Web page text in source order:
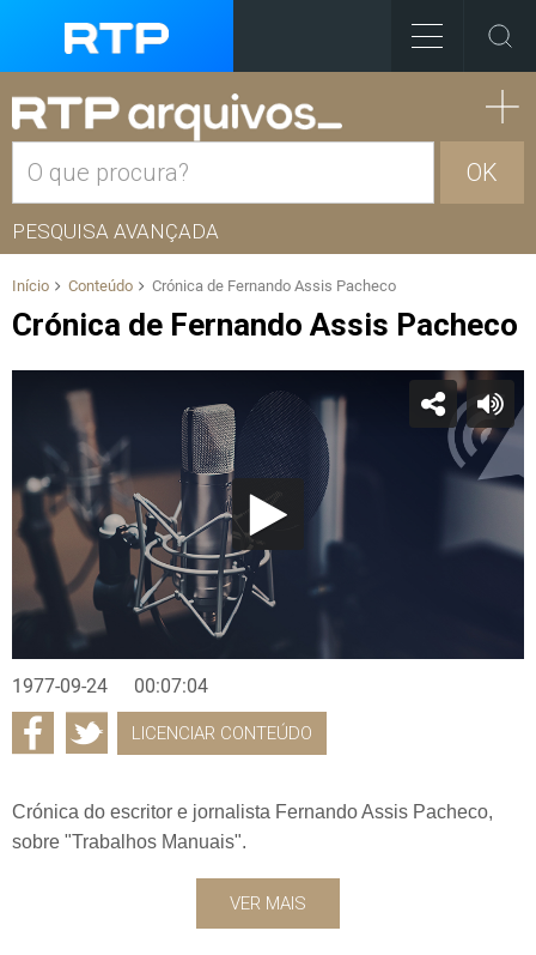
OK
PESQUISA AVANÇADA
Início Conteúdo Crónica de Fernando Assis Pacheco
Crónica de Fernando Assis Pacheco
1977-09-24 00:07:04
LICENCIAR CONTEÚDO
Crónica do escritor e jornalista Fernando Assis Pacheco,
sobre "Trabalhos Manuais".
VER MAIS